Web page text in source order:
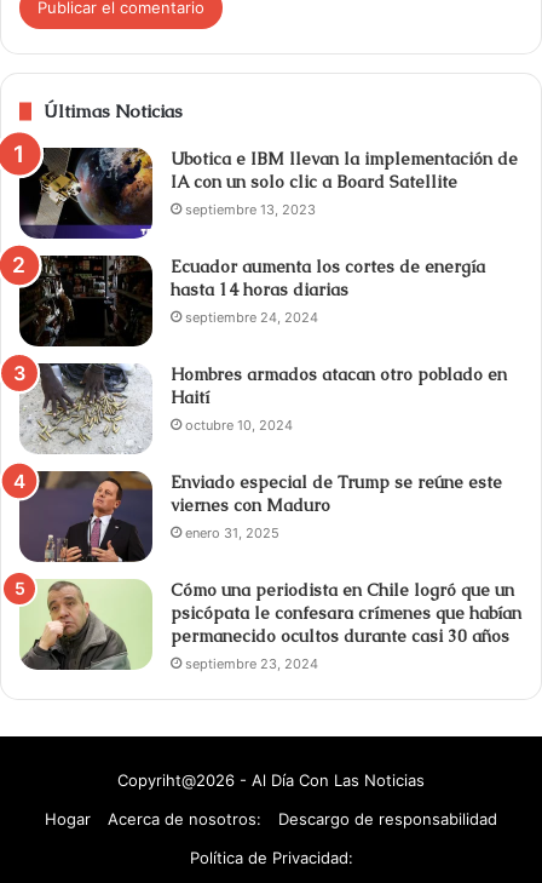
Últimas Noticias
Ubotica e IBM llevan la implementación de
IA con un solo clic a Board Satellite
septiembre 13, 2023
Ecuador aumenta los cortes de energía
hasta 14 horas diarias
septiembre 24, 2024
Hombres armados atacan otro poblado en
Haití
octubre 10, 2024
Enviado especial de Trump se reúne este
viernes con Maduro
enero 31, 2025
Cómo una periodista en Chile logró que un
psicópata le confesara crímenes que habían
permanecido ocultos durante casi 30 años
septiembre 23, 2024
Copyriht@2026 - Al Día Con Las Noticias
Hogar
Acerca de nosotros:
Descargo de responsabilidad
Política de Privacidad: